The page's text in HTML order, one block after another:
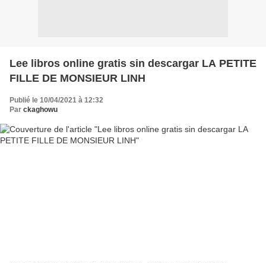
Lee libros online gratis sin descargar LA PETITE
FILLE DE MONSIEUR LINH
Publié le 10/04/2021 à 12:32
Par ckaghowu